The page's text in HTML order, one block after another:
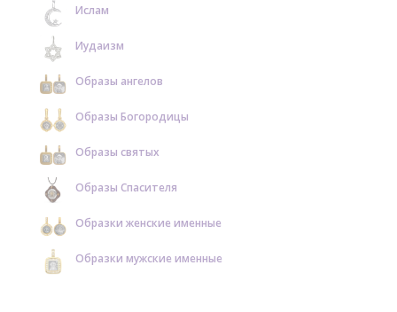
Ислам
Иудаизм
Образы ангелов
Образы Богородицы
Образы святых
Образы Спасителя
Образки женские именные
Образки мужские именные